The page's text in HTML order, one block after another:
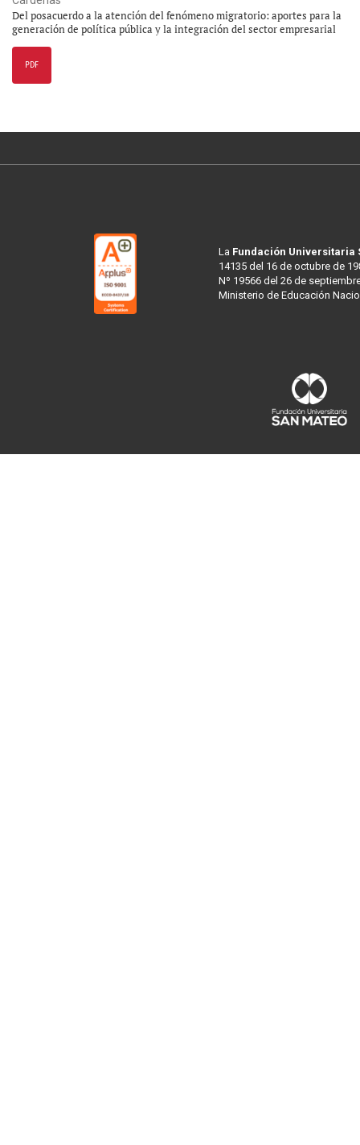
Del posacuerdo a la atención del fenómeno migratorio: aportes para la
generación de política pública y la integración del sector empresarial
PDF
La Fundación Universitaria
14135 del 16 de octubre de
Nº 19566 del 26 de
Ministerio de Educación